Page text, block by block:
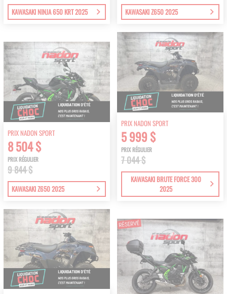
KAWASAKI NINJA 650 KRT 2025 KAWASAKI Z650 2025
PRIX NADON SPORT
8 504 $
PRIX RÉGULIER
9 844 $
KAWASAKI Z650 2025
PRIX NADON SPORT
5 999 $
PRIX RÉGULIER
7 044 $
KAWASAKI BRUTE FORCE 300
2025